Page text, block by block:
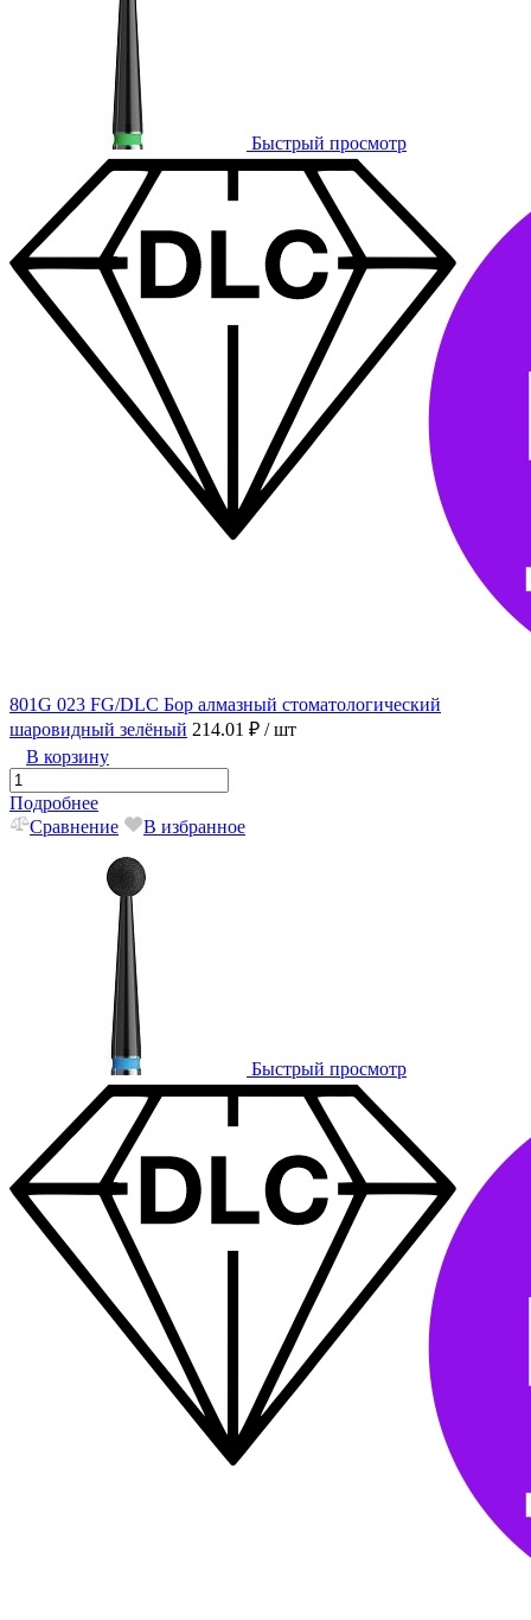
Быстрый просмотр
801G 023 FG/DLC Бор алмазный стоматологический
шаровидный зелёный 214.01 ₽ / шт
В корзину
Подробнее
Сравнение
В избранное
Быстрый просмотр